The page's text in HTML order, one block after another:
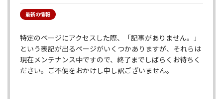
最新の情報
特定のページにアクセスした際、「記事がありません。」
という表記が出るページがいくつかありますが、それらは
現在メンテナンス中ですので、終了までしばらくお待ちく
ださい。ご不便をおかけし申し訳ございません。